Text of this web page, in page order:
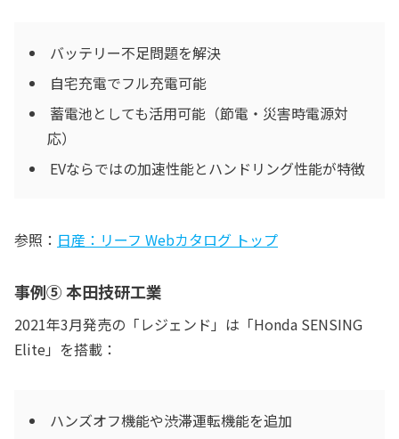
バッテリー不足問題を解決
自宅充電でフル充電可能
蓄電池としても活用可能（節電・災害時電源対
応）
EVならではの加速性能とハンドリング性能が特徴
参照： 日産：リーフ Webカタログ トップ
事例⑤ 本田技研工業
2021年3月発売の「レジェンド」は「Honda SENSING
Elite」を搭載：
ハンズオフ機能や渋滞運転機能を追加